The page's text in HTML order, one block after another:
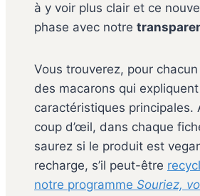
à y voir plus clair et ce
phase avec notre
Vous trouverez, pour
des macarons qui
caractéristiques principales.
coup d’œil, dans chaque
saurez si le produit est
recharge, s’il peut-être
notre programme Souriez,